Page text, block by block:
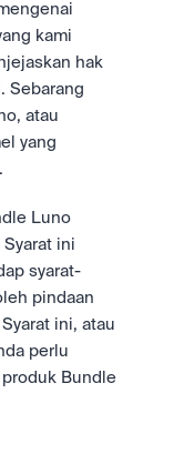
kami
hak
Sebarang
atau
yang
Luno
ini
syarat-
pindaan
ini, atau
perlu
Bundle